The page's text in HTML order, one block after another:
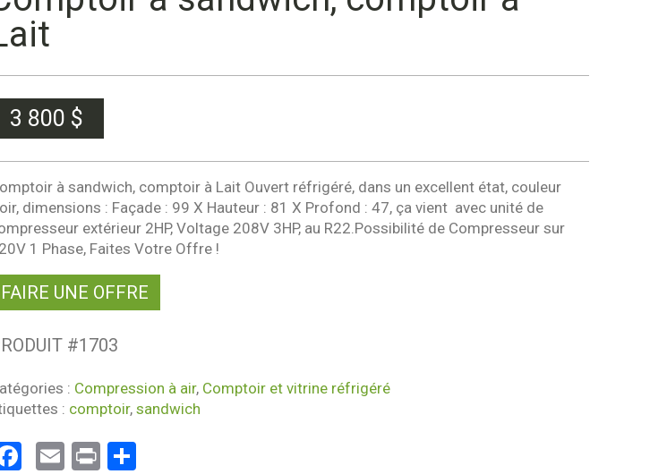
3 800 $
à sandwich, comptoir à Lait Ouvert réfrigéré, dans un excellent état, couleur
dimensions : Façade : 99 X Hauteur : 81 X Profond : 47, ça vient avec unité de
extérieur 2HP, Voltage 208V 3HP, au R22.Possibilité de Compresseur sur
1 Phase, Faites Votre Offre !
FAIRE UNE OFFRE
#1703
: Compression à air, Comptoir et vitrine réfrigéré
: comptoir, sandwich
Facebook
Email
PrintPartager